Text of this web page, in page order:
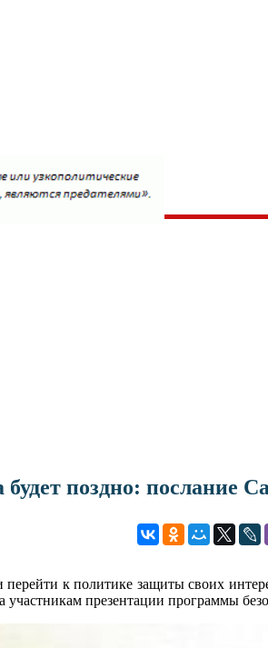
поздно: послание
к политике защиты своих
презентации программы